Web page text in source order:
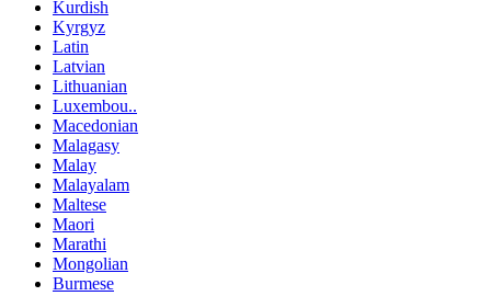
Kurdish
Kyrgyz
Latin
Latvian
Lithuanian
Luxembou..
Macedonian
Malagasy
Malay
Malayalam
Maltese
Maori
Marathi
Mongolian
Burmese